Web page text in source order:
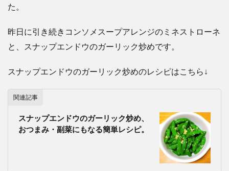
た。
昨日に引き続きコンソメスープアレンジのミネストローネ
と、スナップエンドウのガーリック炒めです。
スナップエンドウのガーリック炒めのレシピはこちら↓
関連記事
スナップエンドウのガーリック炒め、
おつまみ・副菜にもなる簡単レシピ。